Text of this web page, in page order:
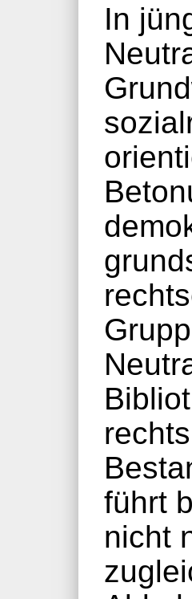
In
führt
nicht